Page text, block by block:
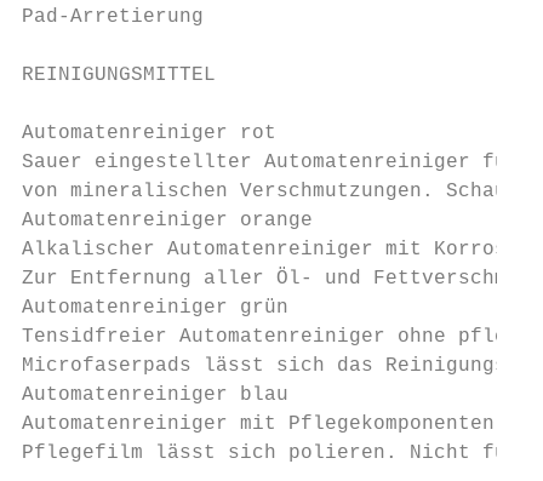
Pad-Arretierung
REINIGUNGSMITTEL
Automatenreiniger rot
Sauer eingestellter Automatenreiniger für
von mineralischen
Automatenreiniger orange
Alkalischer Automatenreiniger mit
Zur Entfernung aller Öl- und
Automatenreiniger grün
Tensidfreier Automatenreiniger ohne
Microfaserpads lässt sich das
Automatenreiniger blau
Automatenreiniger mit Pflegekomponenten
Pflegefilm lässt sich polieren. Nicht